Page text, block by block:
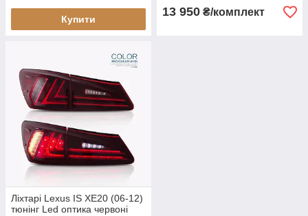
Купити
13 950 ₴/комплект
Ліхтарі Lexus IS XE20 (06-12)
тюнінг Led оптика червоні